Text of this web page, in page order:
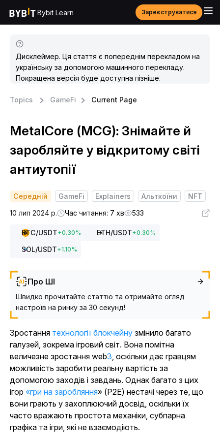
Bybit Learn Зареєструватися
Дисклеймер. Ця стаття є попереднім перекладом на
українську за допомогою машинного перекладу.
Покращена версія буде доступна пізніше.
Topics GameFi Current Page
MetalCore (MCG): Знімайте й
заробляйте у відкритому світі
антиутопії
Середній GameFi Explainers Альткоїни
NFT
10 лип 2024 р.
Час читання: 7 хв 533
BTC/USDT+0.30% ETH/USDT+0.30%
SOL/USDT+1.10%
Про ШІ
Швидко прочитайте статтю та отримайте огляд
настроїв на ринку за 30 секунд!
Зростання технології блокчейну змінило багато
галузей, зокрема ігровий світ. Вона помітна
величезне зростання web3, оскільки дає гравцям
можливість заробити реальну вартість за
допомогою заходів і завдань. Однак багато з цих
ігор «гри на заробляння» (P2E) нестачі через те, що
вони грають у захоплюючий досвід, оскільки їх
часто вражають простота механіки, субпарна
графіка та ігри, які не взаємодіють.